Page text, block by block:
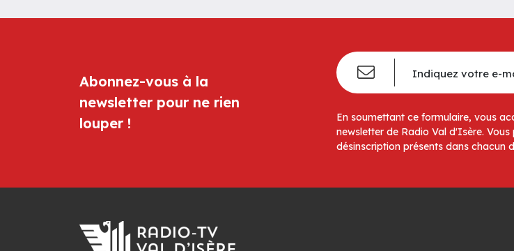
Abonnez-vous à la
newsletter pour ne rien
louper !
En soumettant ce formulaire, vous
newsletter de Radio Val d'Isère.
désinscription présents dans chacun